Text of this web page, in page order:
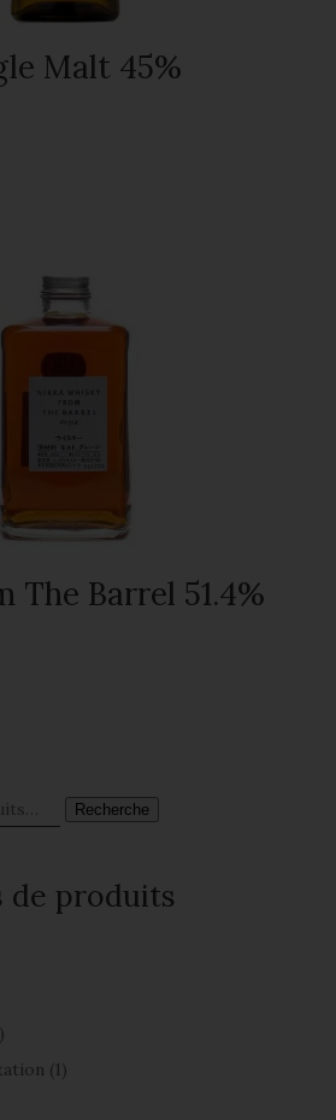
Malt 45%
The Barrel 51.4%
Recherche
de produits
(1)